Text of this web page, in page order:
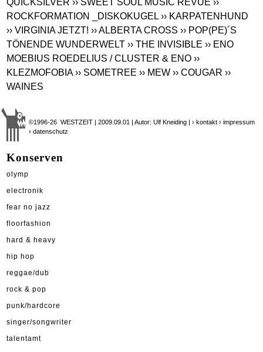
ROCKFORMATION _DISKOKUGEL ›› KARPATENHUND
›› VIRGINIA JETZT! ›› ALBERTA CROSS ›› POP(PE)´S
TÖNENDE WUNDERWELT ›› THE INVISIBLE ›› ENO
MOEBIUS ROEDELIUS / CLUSTER & ENO ››
KLEZMOFOBIA ›› SOMETREE ›› MEW ›› COUGAR ››
WAINES
©1996-26 WESTZEIT | 2009.09.01 | Autor: Ulf Kneiding |› kontakt › impressum
› datenschutz
Konserven
olymp
electronik
fear no jazz
floorfashion
hard & heavy
hip hop
reggae/dub
rock & pop
punk/hardcore
singer/songwriter
talentamt